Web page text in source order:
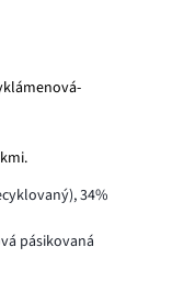
34%
pásikovaná